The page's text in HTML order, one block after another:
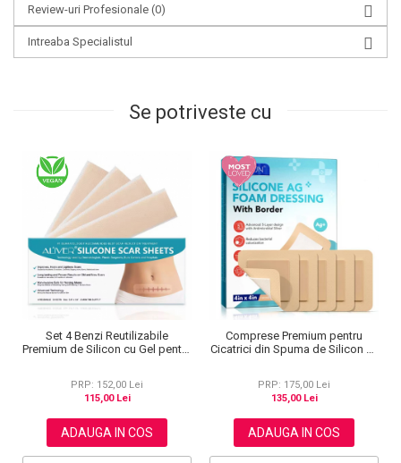
Review-uri Profesionale (0)
Intreaba Specialistul
Se potriveste cu
Set 4 Benzi Reutilizabile
Premium de Silicon cu Gel pentru
PRP: 152,00 Lei
115,00 Lei
ADAUGA IN COS
Comprese Premium pentru
Cicatrici din Spuma de Silicon cu
PRP: 175,00 Lei
135,00 Lei
ADAUGA IN COS